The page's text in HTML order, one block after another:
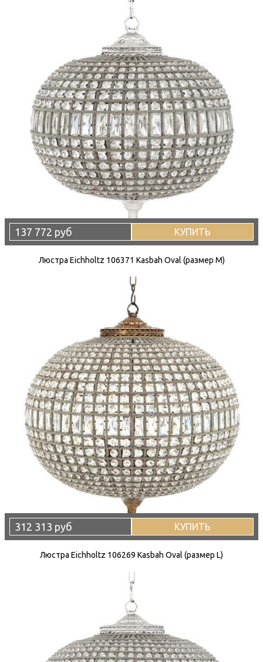
137 772 руб КУПИТЬ
Люстра Eichholtz 106371 Kasbah Oval (размер M)
312 313 руб КУПИТЬ
Люстра Eichholtz 106269 Kasbah Oval (размер L)